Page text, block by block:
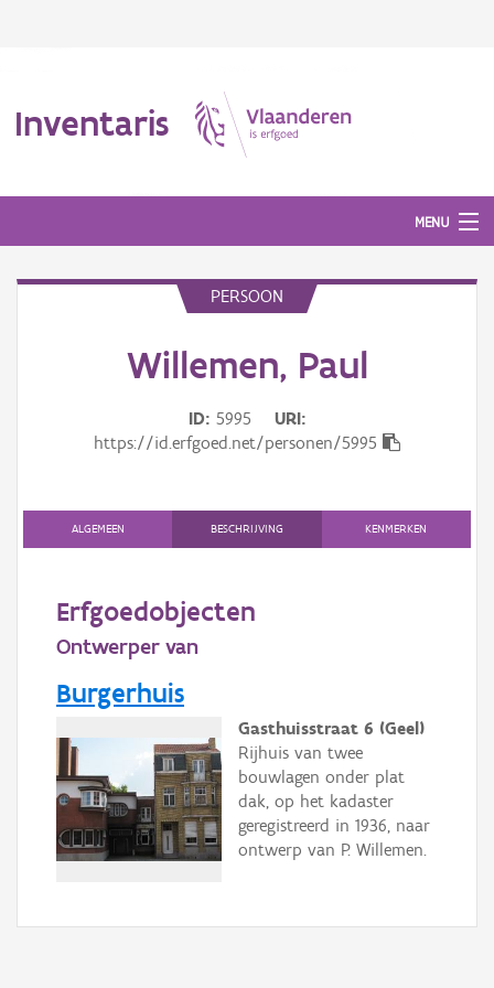
Inventaris
MENU
Aanduidingsobject
Gebeurtenis
Persoon of collectief
Downloads
Hergebruik
Aanmelden
PERSOON
Willemen, Paul
ID 5995
URI
https://id.erfgoed.net/personen/5995
ALGEMEEN BESCHRIJVING KENMERKEN
Erfgoedobjecten
Ontwerper van
Burgerhuis
Gasthuisstraat 6 (Geel)
Rijhuis van twee
bouwlagen onder plat
dak, op het kadaster
geregistreerd in 1936, naar
ontwerp van P. Willemen.